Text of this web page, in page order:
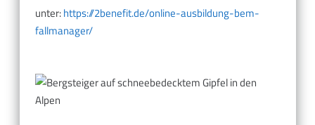
unter:https://2benefit.de/online-ausbildung-bem-
fallmanager/